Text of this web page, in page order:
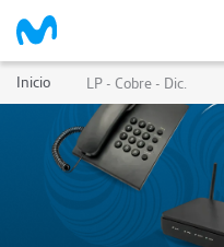
Inicio LP - Cobre - Dic.